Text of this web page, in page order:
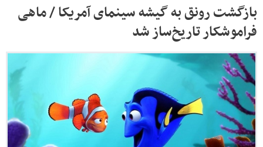
بازگشت رونق به گیشه سینمای آمریکا / ماهی
فراموشکار تاریخ‌ساز شد